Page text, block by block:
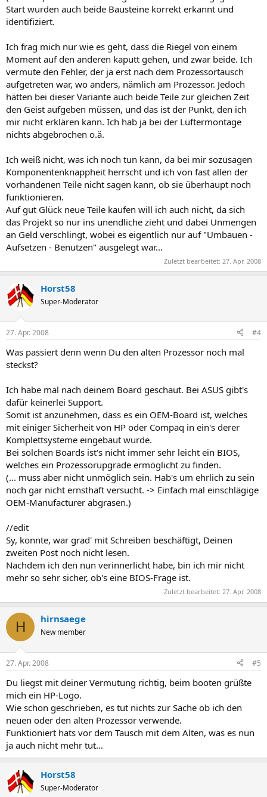
Start wurden auch beide Bausteine korrekt erkannt und
identifiziert.
Ich frag mich nur wie es geht, dass die Riegel von einem
Moment auf den anderen kaputt gehen, und zwar beide. Ich
vermute den Fehler, der ja erst nach dem Prozessortausch
aufgetreten war, wo anders, nämlich am Prozessor. Jedoch
hätten bei dieser Variante auch beide Teile zur gleichen Zeit
den Geist aufgeben müssen, und das ist der Punkt, den ich
mir nicht erklären kann. Ich hab ja bei der Lüftermontage
nichts abgebrochen o.ä.
Ich weiß nicht, was ich noch tun kann, da bei mir sozusagen
Komponentenknappheit herrscht und ich von fast allen der
vorhandenen Teile nicht sagen kann, ob sie überhaupt noch
funktionieren.
Auf gut Glück neue Teile kaufen will ich auch nicht, da sich
das Projekt so nur ins unendliche zieht und dabei Unmengen
an Geld verschlingt, wobei es eigentlich nur auf "Umbauen -
Aufsetzen - Benutzen" ausgelegt war...
Zuletzt bearbeitet: 27. Apr. 2008
Horst58
Super-Moderator
27. Apr. 2008 #4
Was passiert denn wenn Du den alten Prozessor noch mal
steckst?
Ich habe mal nach deinem Board geschaut. Bei ASUS gibt's
dafür keinerlei Support.
Somit ist anzunehmen, dass es ein OEM-Board ist, welches
mit einiger Sicherheit von HP oder Compaq in ein's derer
Komplettsysteme eingebaut wurde.
Bei solchen Boards ist's nicht immer sehr leicht ein BIOS,
welches ein Prozessorupgrade ermöglicht zu finden.
(... muss aber nicht unmöglich sein. Hab's um ehrlich zu sein
noch gar nicht ernsthaft versucht. -> Einfach mal einschlägige
OEM-Manufacturer abgrasen.)
//edit
Sy, konnte, war grad' mit Schreiben beschäftigt, Deinen
zweiten Post noch nicht lesen.
Nachdem ich den nun verinnerlicht habe, bin ich mir nicht
mehr so sehr sicher, ob's eine BIOS-Frage ist.
Zuletzt bearbeitet: 27. Apr. 2008
H hirnsaege
New member
27. Apr. 2008 #5
Du liegst mit deiner Vermutung richtig, beim booten grüßte
mich ein HP-Logo.
Wie schon geschrieben, es tut nichts zur Sache ob ich den
neuen oder den alten Prozessor verwende.
Funktioniert hats vor dem Tausch mit dem Alten, was es nun
ja auch nicht mehr tut...
Horst58
Super-Moderator